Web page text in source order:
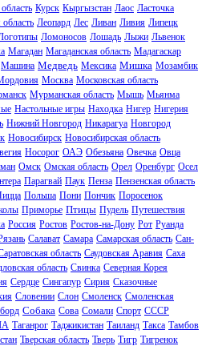
Курск Кыргызстан Лаос Ласточка
Леопард Лес Ливан Ливия Липецк
Ломоносов Лошадь Лыжи Львенок
Магадан Магаданская область Мадагаскар
Машина Медведь Мексика Мишка Мозамбик
Москва Московская область
Мурманская область Мышь Мьянма
Настольные игры Находка Нигер Нигерия
Нижний Новгород Никарагуа Новгород
Новосибирск Новосибирская область
Носорог ОАЭ Обезьяна Овечка Овца
Омск Омская область Орел Оренбург Осел
Парагвай Паук Пенза Пензенская область
Польша Пони Пончик Поросенок
Приморье Птицы Пудель Путешествия
Россия Ростов Ростов-на-Дону Рот Руанда
Салават Самара Самарская область Сан-
область Саудовская Аравия Саха
область Свинка Северная Корея
Сердце Сингапур Сирия Сказочные
Словении Слон Смоленск Смоленская
Собака Сова Сомали Спорт СССР
Таганрог Таджикистан Таиланд Такса Тамбов
Тверская область Тверь Тигр Тигренок